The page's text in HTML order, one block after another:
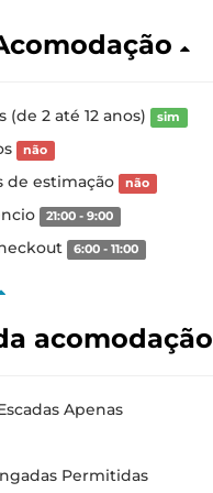
(de 2 até 12 anos) sim
não
de estimação não
21:00 - 9:00
6:00 - 11:00
acomodação
Apenas
Permitidas